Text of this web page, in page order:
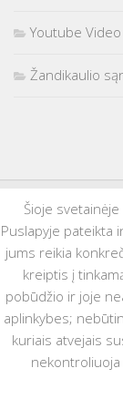
Youtube
Žandikaulio
Šioje
Puslapyje pateikta
jums reikia
kreiptis į
pobūdžio ir joje
aplinkybes;
kuriais atvejais